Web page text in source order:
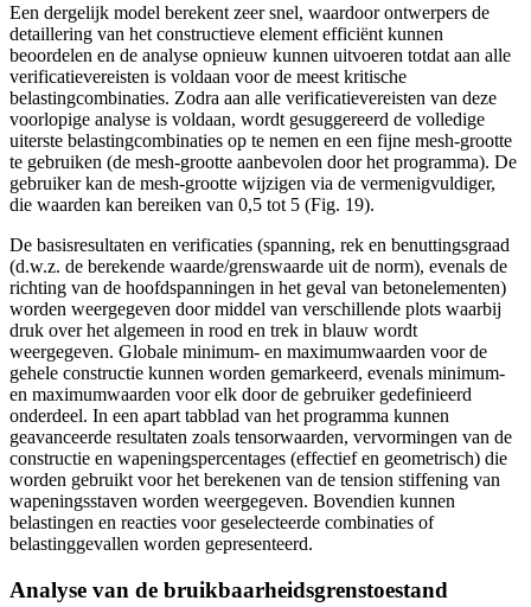
Een dergelijk model berekent zeer snel, waardoor ontwerpers de
detaillering van het constructieve element efficiënt kunnen
beoordelen en de analyse opnieuw kunnen uitvoeren totdat aan alle
verificatievereisten is voldaan voor de meest kritische
belastingcombinaties. Zodra aan alle verificatievereisten van deze
voorlopige analyse is voldaan, wordt gesuggereerd de volledige
uiterste belastingcombinaties op te nemen en een fijne mesh-grootte
te gebruiken (de mesh-grootte aanbevolen door het programma). De
gebruiker kan de mesh-grootte wijzigen via de vermenigvuldiger,
die waarden kan bereiken van 0,5 tot 5 (Fig. 19).
De basisresultaten en verificaties (spanning, rek en benuttingsgraad
(d.w.z. de berekende waarde/grenswaarde uit de norm), evenals de
richting van de hoofdspanningen in het geval van betonelementen)
worden weergegeven door middel van verschillende plots waarbij
druk over het algemeen in rood en trek in blauw wordt
weergegeven. Globale minimum- en maximumwaarden voor de
gehele constructie kunnen worden gemarkeerd, evenals minimum-
en maximumwaarden voor elk door de gebruiker gedefinieerd
onderdeel. In een apart tabblad van het programma kunnen
geavanceerde resultaten zoals tensorwaarden, vervormingen van de
constructie en wapeningspercentages (effectief en geometrisch) die
worden gebruikt voor het berekenen van de tension stiffening van
wapeningsstaven worden weergegeven. Bovendien kunnen
belastingen en reacties voor geselecteerde combinaties of
belastinggevallen worden gepresenteerd.
Analyse van de bruikbaarheidsgrenstoestand